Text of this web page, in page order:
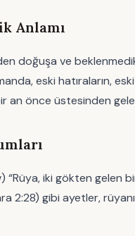
Anlamı
doğuşa ve
eski hatıraların,
an önce üstesinden
iki gökten gelen
2:28) gibi ayetler,